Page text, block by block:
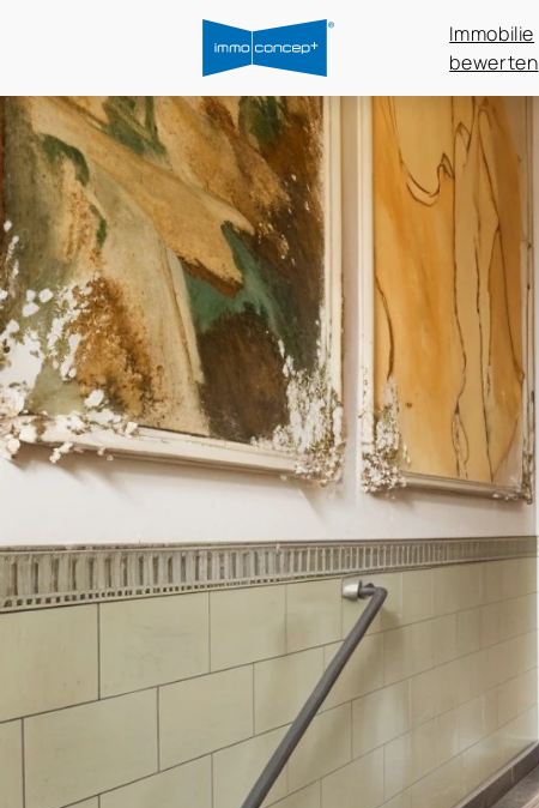
Immobilie
bewerten